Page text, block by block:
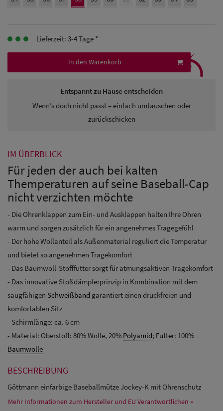
Schutz Caps
Lieferzeit: 3-4 Tage *
In den Warenkorb
Entspannt zu Hause entscheiden
Wenn’s doch nicht passt – einfach umtauschen oder
zurückschicken
⤹
IM ÜBERBLICK
Für jeden der auch bei kalten
Themperaturen auf seine Baseball-Cap
nicht verzichten möchte
- Die Ohrenklappen zum Ein- und Ausklappen halten Ihre Ohren
warm und sorgen zusätzlich für ein angenehmes Tragegefühl
- Der hohe Wollanteil als Außenmaterial reguliert die Temperatur
und bietet so angenehmen Tragekomfort
- Das Baumwoll-Stofffutter sorgt für atmungsaktiven Tragekomfort
- Das innovative Stoßdämpferprinzip in Kombination mit dem
saugfähigen Schweißband garantiert einen druckfreien und
komfortablen Sitz
- Schirmlänge: ca. 6 cm
- Material: Oberstoff: 80% Wolle, 20% Polyamid; Futter: 100%
Baumwolle
BESCHREIBUNG
Göttmann einfarbige Baseballmütze Jockey-K mit Ohrenschutz
Mehr Informationen zum Hersteller und EU Verantwortlichen »